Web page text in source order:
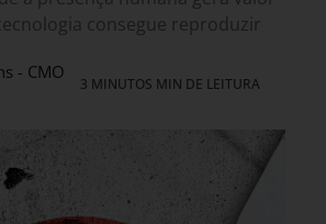
consegue reproduzir
- CMO
3 MINUTOS MIN DE LEITURA